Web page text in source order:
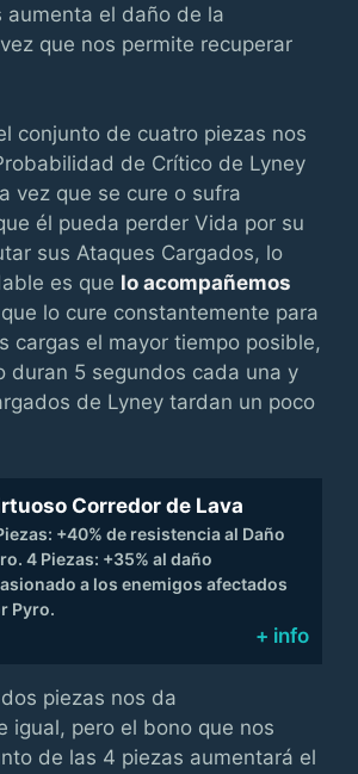
aumenta el daño de la
que nos permite recuperar
conjunto de cuatro piezas nos
de Crítico de Lyney
vez que se cure o sufra
él pueda perder Vida por su
sus Ataques Cargados, lo
es que lo acompañemos
lo cure constantemente para
cargas el mayor tiempo posible,
duran 5 segundos cada una y
de Lyney tardan un poco
Corredor de Lava
+40% de resistencia al Daño
4 Piezas: +35% al daño
a los enemigos afectados
Pyro.
+ info
piezas nos da
igual, pero el bono que nos
de las 4 piezas aumentará el